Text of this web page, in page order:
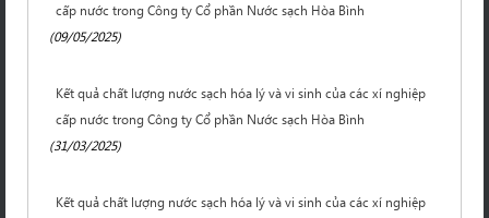
cấp nước trong Công ty Cổ phần Nước sạch Hòa Bình
(09/05/2025)
Kết quả chất lượng nước sạch hóa lý và vi sinh của các xí nghiệp
cấp nước trong Công ty Cổ phần Nước sạch Hòa Bình
(31/03/2025)
Kết quả chất lượng nước sạch hóa lý và vi sinh của các xí nghiệp